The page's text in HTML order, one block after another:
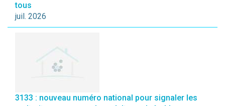
tous
juil. 2026
3133 : nouveau numéro national pour signaler les